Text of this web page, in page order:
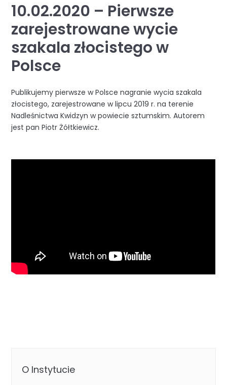
10.02.2020 – Pierwsze
zarejestrowane wycie
szakala złocistego w
Polsce
Publikujemy pierwsze w Polsce nagranie wycia szakala
złocistego, zarejestrowane w lipcu 2019 r. na terenie
Nadleśnictwa Kwidzyn w powiecie sztumskim. Autorem
jest pan Piotr Żółtkiewicz.
O Instytucie